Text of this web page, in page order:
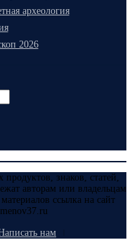
археология
2026
знаков, статей,
авторам или владельцам
ссылка на сайт
нам